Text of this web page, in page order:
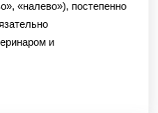
«налево»), постепенно
и